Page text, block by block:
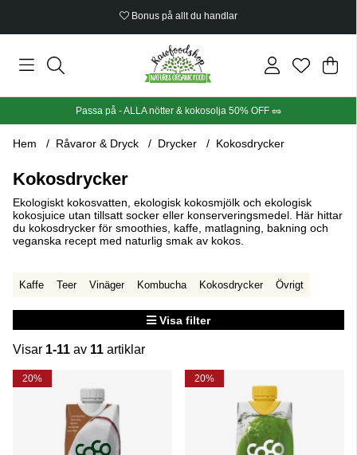
Bonus på allt du handlar
Din
.
Passa på - ALLA nötter & kokosolja 50% OFF 🥜
Hem Råvaror & Dryck Drycker Kokosdrycker
Kokosdrycker
Ekologiskt kokosvatten, ekologisk kokosmjölk och ekologisk
kokosjuice utan tillsatt socker eller konserveringsmedel. Här hittar
du kokosdrycker för smoothies, kaffe, matlagning, bakning och
veganska recept med naturlig smak av kokos.
Kaffe Teer Vinäger Kombucha Kokosdrycker Övrigt
Visa filter
Visar 1-11 av 11 artiklar
Produkter
20% 20%